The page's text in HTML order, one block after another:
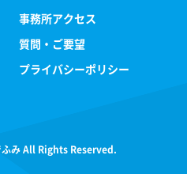
事務所アクセス
質問・ご要望
プライバシーポリシー
み All Rights Reserved.